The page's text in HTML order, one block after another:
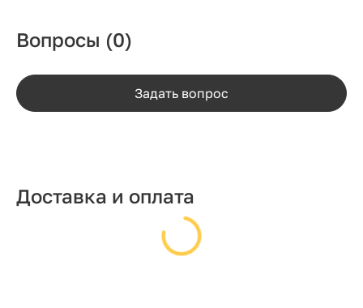
Вопросы (0)
Задать вопрос
Доставка и оплата